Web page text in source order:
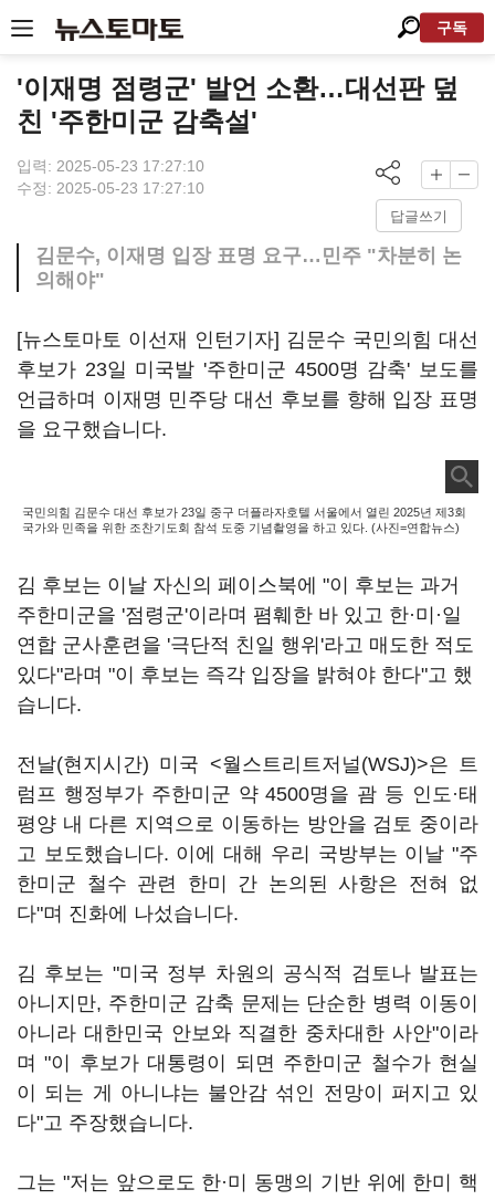
구독
'이재명 점령군' 발언 소환…대선판 덮
친 '주한미군 감축설'
입력: 2025-05-23 17:27:10
수정: 2025-05-23 17:27:10
답글쓰기
김문수, 이재명 입장 표명 요구…민주 "차분히 논
의해야"
[뉴스토마토 이선재 인턴기자] 김문수 국민의힘 대선
후보가 23일 미국발 '주한미군 4500명 감축' 보도를
언급하며 이재명 민주당 대선 후보를 향해 입장 표명
을 요구했습니다.
국민의힘 김문수 대선 후보가 23일 중구 더플라자호텔 서울에서 열린 2025년 제3회
국가와 민족을 위한 조찬기도회 참석 도중 기념촬영을 하고 있다. (사진=연합뉴스)
김 후보는 이날 자신의 페이스북에 "이 후보는 과거
주한미군을 '점령군'이라며 폄훼한 바 있고 한·미·일
연합 군사훈련을 '극단적 친일 행위'라고 매도한 적도
있다"라며 "이 후보는 즉각 입장을 밝혀야 한다"고 했
습니다.
전날(현지시간) 미국 <월스트리트저널(WSJ)>은 트
럼프 행정부가 주한미군 약 4500명을 괌 등 인도·태
평양 내 다른 지역으로 이동하는 방안을 검토 중이라
고 보도했습니다. 이에 대해 우리 국방부는 이날 "주
한미군 철수 관련 한미 간 논의된 사항은 전혀 없
다"며 진화에 나섰습니다.
김 후보는 "미국 정부 차원의 공식적 검토나 발표는
아니지만, 주한미군 감축 문제는 단순한 병력 이동이
아니라 대한민국 안보와 직결한 중차대한 사안"이라
며 "이 후보가 대통령이 되면 주한미군 철수가 현실
이 되는 게 아니냐는 불안감 섞인 전망이 퍼지고 있
다"고 주장했습니다.
그는 "저는 앞으로도 한·미 동맹의 기반 위에 한미 핵